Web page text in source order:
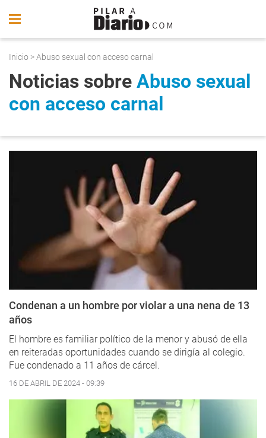
Inicio > Abuso sexual con acceso carnal
Noticias sobre Abuso sexual
con acceso carnal
Condenan a un hombre por violar a una nena de 13
años
El hombre es familiar político de la menor y abusó de ella
en reiteradas oportunidades cuando se dirigía al colegio.
Fue condenado a 11 años de cárcel.
16 DE ABRIL DE 2024 - 09:39